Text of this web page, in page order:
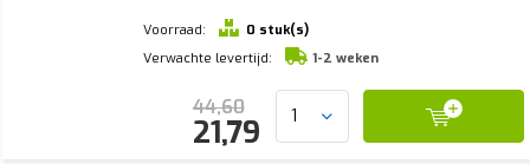
Voorraad:
0 stuk(s)
Verwachte levertijd:
1-2 weken
44,60
21,79